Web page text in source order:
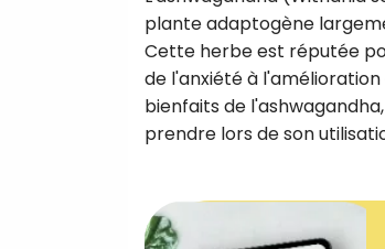
plante adaptogène
Cette herbe est réputée
de l'anxiété à
bienfaits de
prendre lors de son